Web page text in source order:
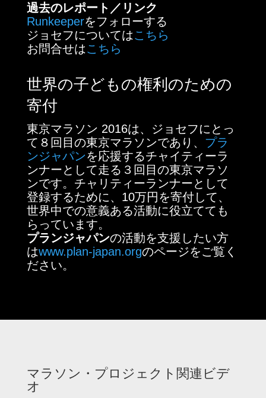
過去のレポート／リンク
Runkeeperをフォローする
ジョセフについてはこちら
お問合せはこちら
世界の子どもの権利のための
寄付
東京マラソン 2016は、ジョセフにとっ
て８回目の東京マラソンであり、 プラ
ンジャパンを応援するチャイティーラ
ンナーとして走る３回目の東京マラソ
ンです。チャリティーランナーとして
登録するために、10万円を寄付して、
世界中での意義ある活動に役立てても
らっています。
プランジャパンの活動を支援したい方
はwww.plan-japan.orgのページをご覧く
ださい。
マラソン・プロジェクト関連ビデ
オ